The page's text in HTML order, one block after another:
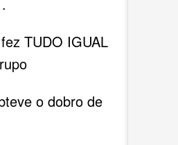
TUDO IGUAL
o dobro de